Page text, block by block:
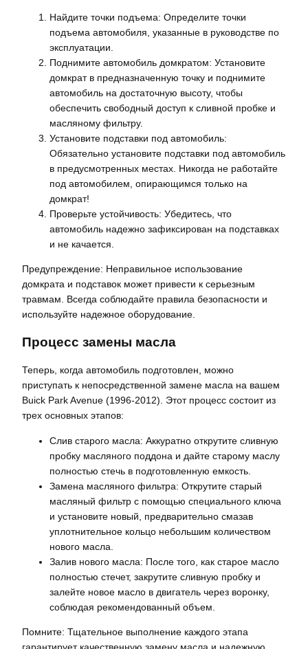
Найдите точки подъема: Определите точки
подъема автомобиля, указанные в руководстве по
эксплуатации.
Поднимите автомобиль домкратом: Установите
домкрат в предназначенную точку и поднимите
автомобиль на достаточную высоту, чтобы
обеспечить свободный доступ к сливной пробке и
масляному фильтру.
Установите подставки под автомобиль:
Обязательно установите подставки под автомобиль
в предусмотренных местах. Никогда не работайте
под автомобилем, опирающимся только на
домкрат!
Проверьте устойчивость: Убедитесь, что
автомобиль надежно зафиксирован на подставках
и не качается.
Предупреждение: Неправильное использование
домкрата и подставок может привести к серьезным
травмам. Всегда соблюдайте правила безопасности и
используйте надежное оборудование.
Процесс замены масла
Теперь, когда автомобиль подготовлен, можно
приступать к непосредственной замене масла на вашем
Buick Park Avenue (1996-2012). Этот процесс состоит из
трех основных этапов:
Слив старого масла: Аккуратно открутите сливную
пробку масляного поддона и дайте старому маслу
полностью стечь в подготовленную емкость.
Замена масляного фильтра: Открутите старый
масляный фильтр с помощью специального ключа
и установите новый, предварительно смазав
уплотнительное кольцо небольшим количеством
нового масла.
Залив нового масла: После того, как старое масло
полностью стечет, закрутите сливную пробку и
залейте новое масло в двигатель через воронку,
соблюдая рекомендованный объем.
Помните: Тщательное выполнение каждого этапа
гарантирует качественную замену масла и надежную